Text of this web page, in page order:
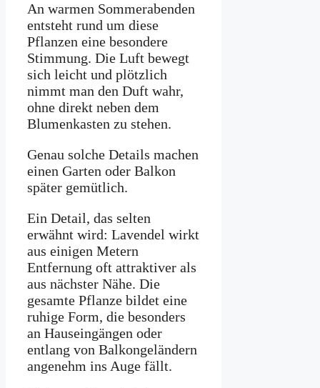
An warmen Sommerabenden
entsteht rund um diese
Pflanzen eine besondere
Stimmung. Die Luft bewegt
sich leicht und plötzlich
nimmt man den Duft wahr,
ohne direkt neben dem
Blumenkasten zu stehen.
Genau solche Details machen
einen Garten oder Balkon
später gemütlich.
Ein Detail, das selten
erwähnt wird: Lavendel wirkt
aus einigen Metern
Entfernung oft attraktiver als
aus nächster Nähe. Die
gesamte Pflanze bildet eine
ruhige Form, die besonders
an Hauseingängen oder
entlang von Balkongeländern
angenehm ins Auge fällt.